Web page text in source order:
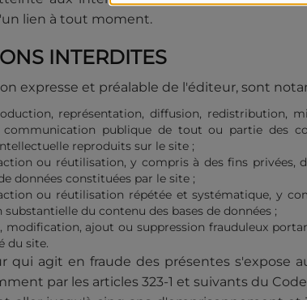
lien à tout moment.
INTERDITES
expresse et préalable de l'éditeur, sont
représentation, diffusion, redistribution,
communication publique de tout ou partie des
reproduits sur le site ;
ou réutilisation, y compris à des fins privées,
données constituées par le site ;
ou réutilisation répétée et systématique, y
substantielle du contenu des bases de données ;
modification, ajout ou suppression frauduleux
du site.
qui agit en fraude des présentes s'expose
par les articles 323-1 et suivants du